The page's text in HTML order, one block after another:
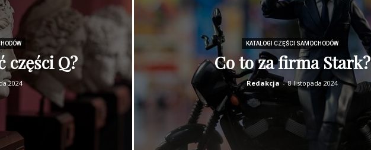
części Q?
2024
KATALOGI CZĘŚCI SAMOCHODÓW
Co to za firma Stark?
Redakcja - 8 listopada 2024